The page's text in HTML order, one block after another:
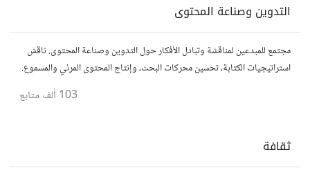
التدوين وصناعة المحتوى
مجتمع للمبدعين لمناقشة وتبادل الأفكار حول التدوين وصناعة المحتوى. ناقش
استراتيجيات الكتابة، تحسين محركات البحث، وإنتاج المحتوى المرئي والمسموع.
103 ألف متابع
ثقافة